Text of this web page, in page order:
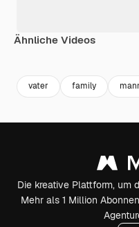
Ähnliche Videos
vater family
Die kreative Plattform, um
Mehr als 1 Million